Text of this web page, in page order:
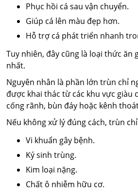
Phục hồi cá sau vận chuyển.
Giúp cá lên màu đẹp hơn.
Hỗ trợ cá phát triển nhanh
Tuy nhiên, đây cũng là loại thức ăn
nhất.
Nguyên nhân là phần lớn trùn chỉ
được khai thác từ các khu vực giàu
cống rãnh, bùn đáy hoặc kênh
Nếu không xử lý đúng cách, trùn
Vi khuẩn gây bệnh.
Ký sinh trùng.
Kim loại nặng.
Chất ô nhiễm hữu cơ.